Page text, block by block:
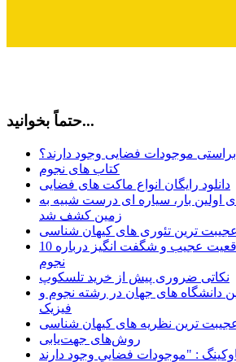
حتماً بخوانید...
براستی موجودات فضایی وجود دارند؟
کتاب های نجوم
دانلود رایگان انواع ماکت های فضایی
اولین بار، سیاره ای درست شبیه به
زمین کشف شد
عجیبت ترین تئوری های کیهان شناسی
10 واقعیت عجیب و شگفت انگیز درباره
نجوم
نکاتی ضروری پیش از خرید تلسکوپ
دانشگاه های جهان در رشته نجوم و
فیزیک
ترین نظریه های کیهان شناسی
روش‌های جهت‌یابی